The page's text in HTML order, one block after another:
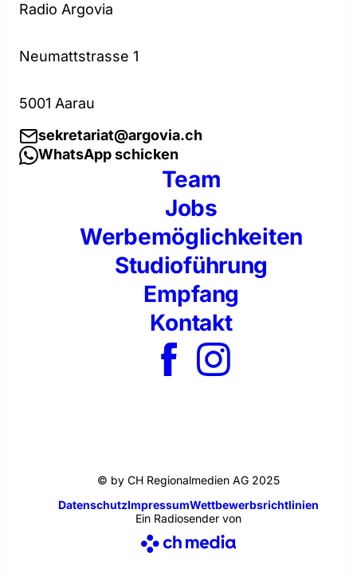
Radio Argovia
Neumattstrasse 1
5001 Aarau
sekretariat@argovia.ch
WhatsApp schicken
Team
Jobs
Werbemöglichkeiten
Studioführung
Empfang
Kontakt
© by CH Regionalmedien AG 2025
DatenschutzImpressumWettbewerbsrichtlinien
Ein Radiosender von